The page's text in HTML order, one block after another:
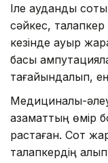
Іле аудандық
сәйкес,
кезінде ауыр
басы
тағайындалып,
Медициналық-
азаматтың өмір
растаған. Сот
талапкердің